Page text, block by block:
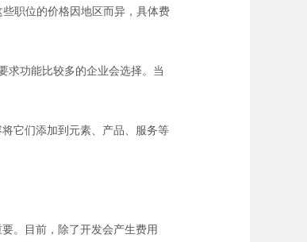
职位的价格因地区而异，具体费
求功能比较多的企业会选择。当
它们添加到元素、产品、服务等
。目前，除了开发会产生费用